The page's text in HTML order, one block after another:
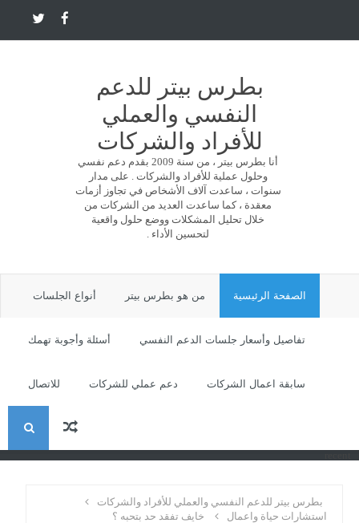
بطرس بيتر للدعم
النفسي والعملي
للأفراد والشركات
أنا بطرس بيتر ، من سنة 2009 بقدم دعم نفسي
وحلول عملية للأفراد والشركات . على مدار
سنوات ، ساعدت آلاف الأشخاص في تجاوز أزمات
معقدة ، كما ساعدت العديد من الشركات من
خلال تحليل المشكلات ووضع حلول واقعية
لتحسين الأداء .
الصفحة الرئيسية من هو بطرس بيتر أنواع الجلسات
تفاصيل وأسعار جلسات الدعم النفسي أسئلة وأجوبة تهمك
سابقة اعمال الشركات دعم عملي للشركات للاتصال
ا
بطرس بيتر للدعم النفسي والعملي للأفراد والشركات
استشارات حياة واعمال
خايف تفقد حد بتحبه ؟